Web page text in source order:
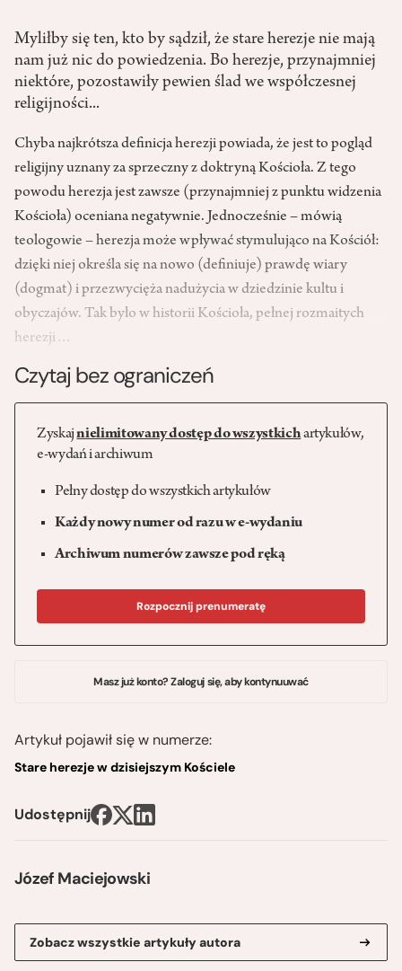
Józef Maciejowski
Zobacz wszystkie artykuły autora
Myliłby się ten, kto by sądził, że stare herezje nie mają
nam już nic do powiedzenia. Bo herezje, przynajmniej
niektóre, pozostawiły pewien ślad we współczesnej
religijności...
Chyba najkrótsza definicja herezji powiada, że jest to pogląd
religijny uznany za sprzeczny z doktryną Kościoła. Z tego
powodu herezja jest zawsze (przynajmniej z punktu widzenia
Kościoła) oceniana negatywnie. Jednocześnie – mówią
teologowie – herezja może wpływać stymulująco na Kościół:
dzięki niej określa się na nowo (definiuje) prawdę wiary
(dogmat) i przezwycięża nadużycia w dziedzinie kultu i
obyczajów. Tak było w historii Kościoła, pełnej rozmaitych
herezji…
Czytaj bez ograniczeń
Zyskajnielimitowany dostęp do wszystkichartykułów,
e-wydań i archiwum
Pełny dostęp do wszystkich artykułów
Każdy nowy numer od razu w e-wydaniu
Archiwum numerów zawsze pod ręką
Rozpocznij prenumeratę
Masz już konto? Zaloguj się, aby kontynuuwać
Artykuł pojawił się w numerze:
Stare herezje w dzisiejszym Kościele
Udostępnij